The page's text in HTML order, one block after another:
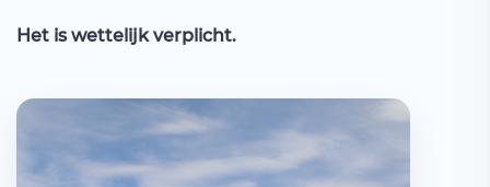
Het is wettelijk verplicht.